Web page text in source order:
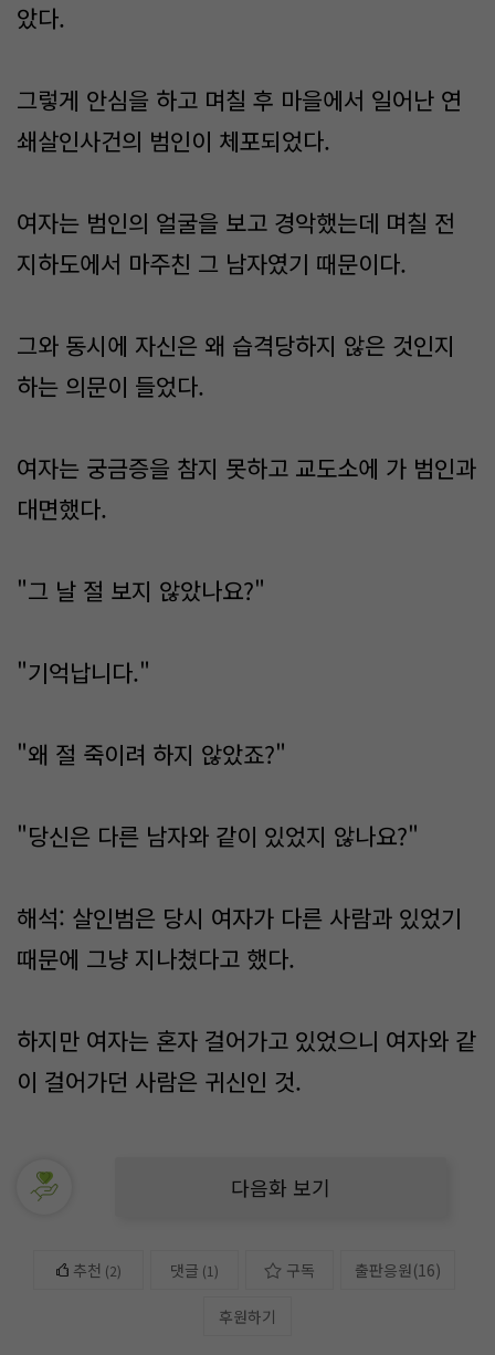
았다.
그렇게 안심을 하고 며칠 후 마을에서 일어난 연
쇄살인사건의 범인이 체포되었다.
여자는 범인의 얼굴을 보고 경악했는데 며칠 전
지하도에서 마주친 그 남자였기 때문이다.
그와 동시에 자신은 왜 습격당하지 않은 것인지
하는 의문이 들었다.
여자는 궁금증을 참지 못하고 교도소에 가 범인과
대면했다.
"그 날 절 보지 않았나요?"
"기억납니다."
"왜 절 죽이려 하지 않았죠?"
"당신은 다른 남자와 같이 있었지 않나요?"
해석: 살인범은 당시 여자가 다른 사람과 있었기
때문에 그냥 지나쳤다고 했다.
하지만 여자는 혼자 걸어가고 있었으니 여자와 같
이 걸어가던 사람은 귀신인 것.
다음화 보기
추천 (2) 댓글 (1) 구독 출판응원(16)
후원하기